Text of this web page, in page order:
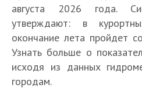
августа 2026 года.
утверждают: в
окончание лета пройдет
Узнать больше о
исходя из данных
городам.